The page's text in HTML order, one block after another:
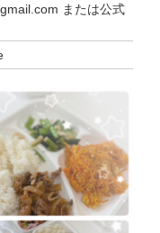
または公式